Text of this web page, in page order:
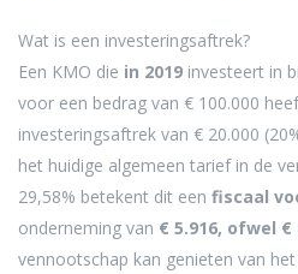
Wat is een investeringsaftrek?
Een KMO die in 2019 investeert in
voor een bedrag van € 100.000
investeringsaftrek van € 20.000
het huidige algemeen tarief in de
29,58% betekent dit een fiscaal
onderneming van € 5.916, ofwel €
vennootschap kan genieten van